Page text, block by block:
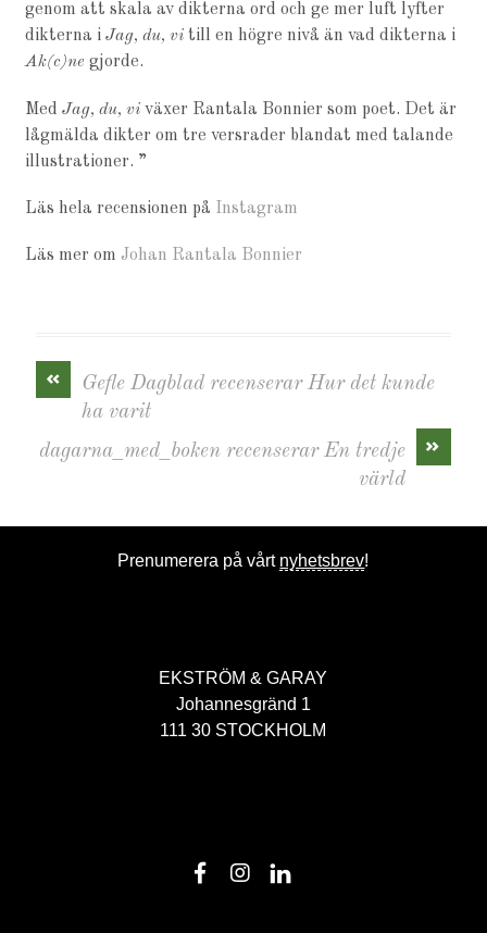
genom att skala av dikterna ord och ge mer luft lyfter
dikterna iJag, du, vi till en högre nivå än vad dikterna i
Ak(c)ne gjorde.
MedJag, du, vi växer Rantala Bonnier som poet. Det är
lågmälda dikter om tre versrader blandat med talande
illustrationer. ”
Läs hela recensionen på Instagram
Läs mer omJohan Rantala Bonnier
«
Gefle Dagblad recenserar Hur det kunde
ha varit
»
dagarna_med_boken recenserar En tredje
värld
Prenumerera på vårt nyhetsbrev!
EKSTRÖM & GARAY
Johannesgränd 1
111 30 STOCKHOLM